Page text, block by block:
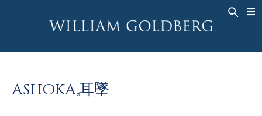
高級珠寶
男戒
ASHOKA 珠宝
戒指
歷史
ASHOKA®
ASHOKA®耳墜